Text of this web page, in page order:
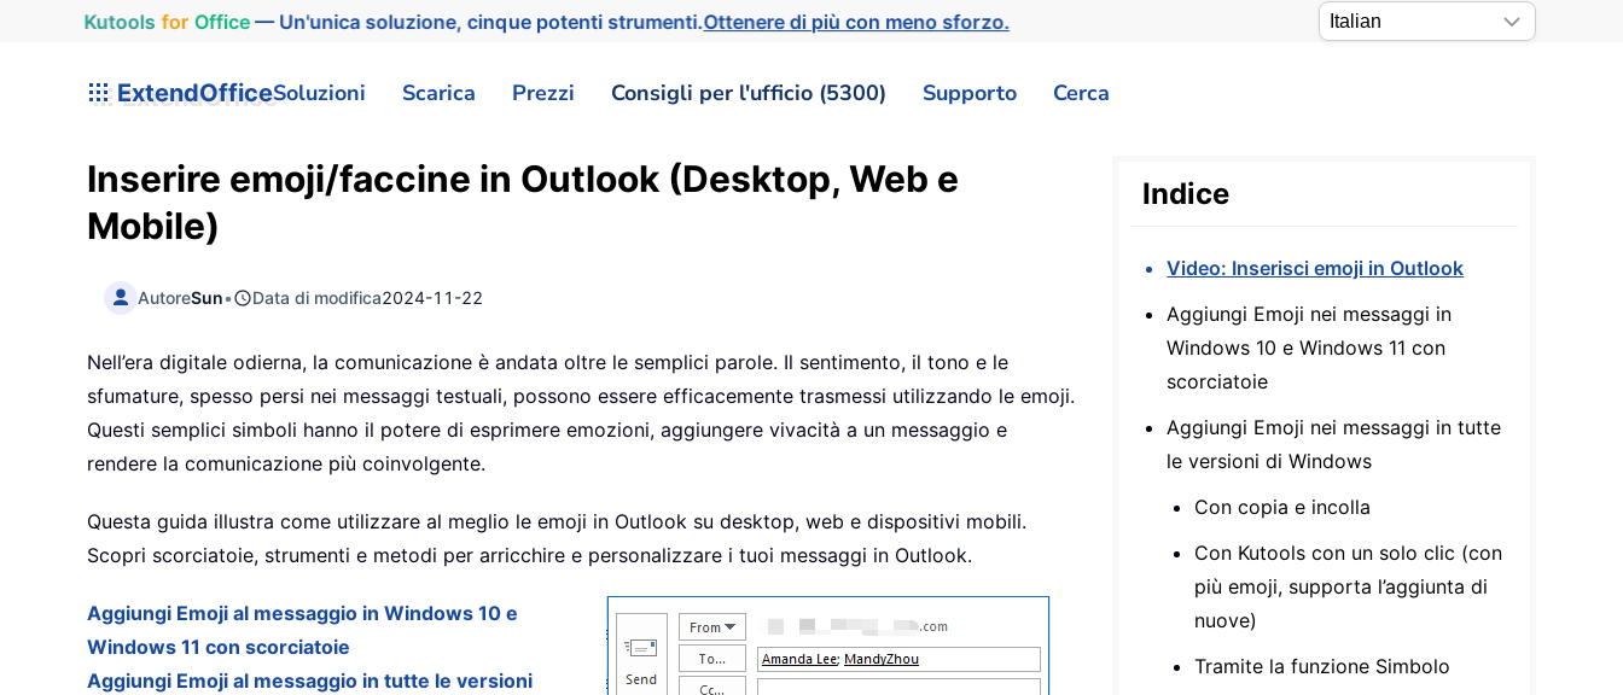
Kutools for Office— Un'unica soluzione, cinque potenti strumenti.Ottenere di più con meno sforzo.
ExtendOfficeSoluzioni Scarica Prezzi Consigli per l'ufficio (5300) Supporto Cerca
Inserire emoji/faccine in Outlook (Desktop, Web e
Mobile)
AutoreSun• Data di modifica2024-11-22
Nell’era digitale odierna, la comunicazione è andata oltre le semplici parole. Il sentimento, il tono e le
sfumature, spesso persi nei messaggi testuali, possono essere efficacemente trasmessi utilizzando le emoji.
Questi semplici simboli hanno il potere di esprimere emozioni, aggiungere vivacità a un messaggio e
rendere la comunicazione più coinvolgente.
Questa guida illustra come utilizzare al meglio le emoji in Outlook su desktop, web e dispositivi mobili.
Scopri scorciatoie, strumenti e metodi per arricchire e personalizzare i tuoi messaggi in Outlook.
Aggiungi Emoji al messaggio in Windows 10 e
Windows 11 con scorciatoie
Aggiungi Emoji al messaggio in tutte le versioni
Indice
Video: Inserisci emoji in Outlook
Aggiungi Emoji nei messaggi in
Windows 10 e Windows 11 con
scorciatoie
Aggiungi Emoji nei messaggi in tutte
le versioni di Windows
Con copia e incolla
Con Kutools con un solo clic (con
più emoji, supporta l’aggiunta di
nuove)
Tramite la funzione Simbolo